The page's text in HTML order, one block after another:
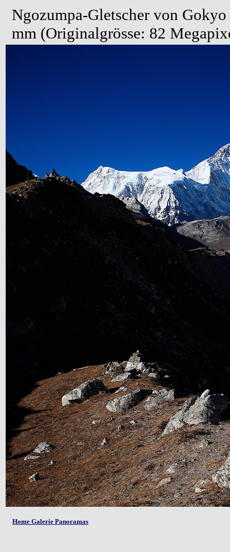
Ngozumpa-Gletscher von
mm (Originalgrösse: 82
Home Galerie Panoramas